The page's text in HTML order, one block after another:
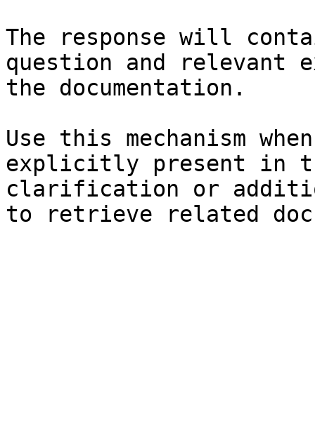
The response will
question and relevant
the documentation.
Use this mechanism
explicitly present in
clarification or